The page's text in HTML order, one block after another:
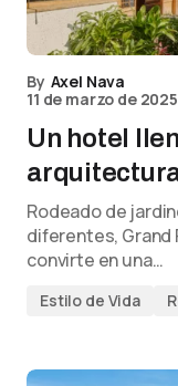
By Axel Nava
11 de marzo de 2025
Un hotel
Rodeado de
diferentes, Grand
convirte en una…
Estilo de Vida